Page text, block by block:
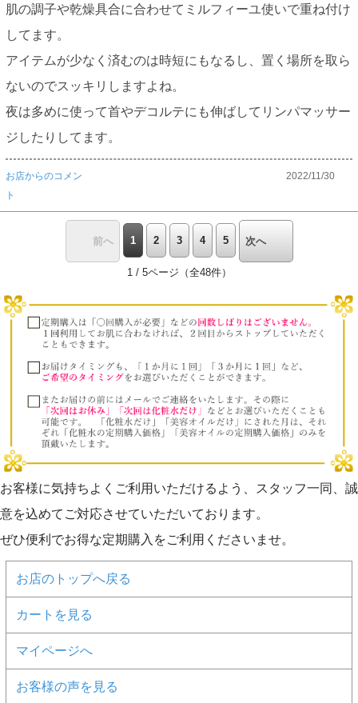
肌の調子や乾燥具合に合わせてミルフィーユ使いで重ね付け
してます。
アイテムが少なく済むのは時短にもなるし、置く場所を取ら
ないのでスッキリしますよね。
夜は多めに使って首やデコルテにも伸ばしてリンパマッサー
ジしたりしてます。
お店からのコメン
ト
2022/11/30
前へ 1 2 3 4 5 次へ
1 / 5ページ（全48件）
お客様に気持ちよくご利用いただけるよう、スタッフ一同、誠
意を込めてご対応させていただいております。
ぜひ便利でお得な定期購入をご利用くださいませ。
お店のトップへ戻る
カートを見る
マイページへ
お客様の声を見る